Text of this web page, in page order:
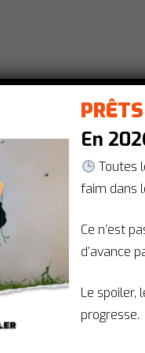
grille la
17
Mondiale,
du doigt la
affichées
les mois à venir.
En
Toutes
faim dans
Ce n’est
d’avance
Le spoiler,
progresse.